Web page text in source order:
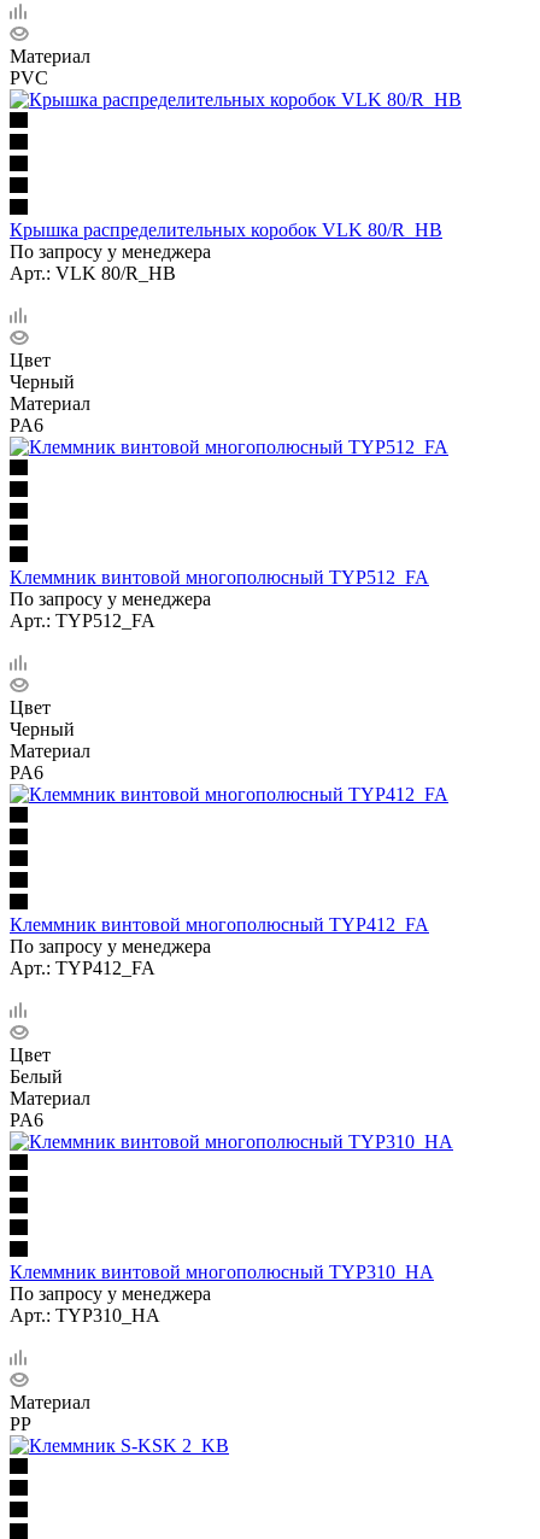
Материал
PVC
Крышка распределительных коробок VLK 80/R_HB
По запросу у менеджера
Арт.: VLK 80/R_HB
Цвет
Черный
Материал
PA6
Клеммник винтовой многополюсный TYP512_FA
По запросу у менеджера
Арт.: TYP512_FA
Цвет
Черный
Материал
PA6
Клеммник винтовой многополюсный TYP412_FA
По запросу у менеджера
Арт.: TYP412_FA
Цвет
Белый
Материал
PA6
Клеммник винтовой многополюсный TYP310_HA
По запросу у менеджера
Арт.: TYP310_HA
Материал
PP